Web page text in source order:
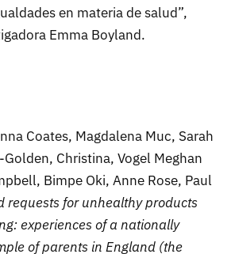
en materia de salud”,
Emma Boyland.
Coates, Magdalena Muc, Sarah
Christina, Vogel Meghan
Bimpe Oki, Anne Rose, Paul
requests for unhealthy products
experiences of a nationally
of parents in England (the